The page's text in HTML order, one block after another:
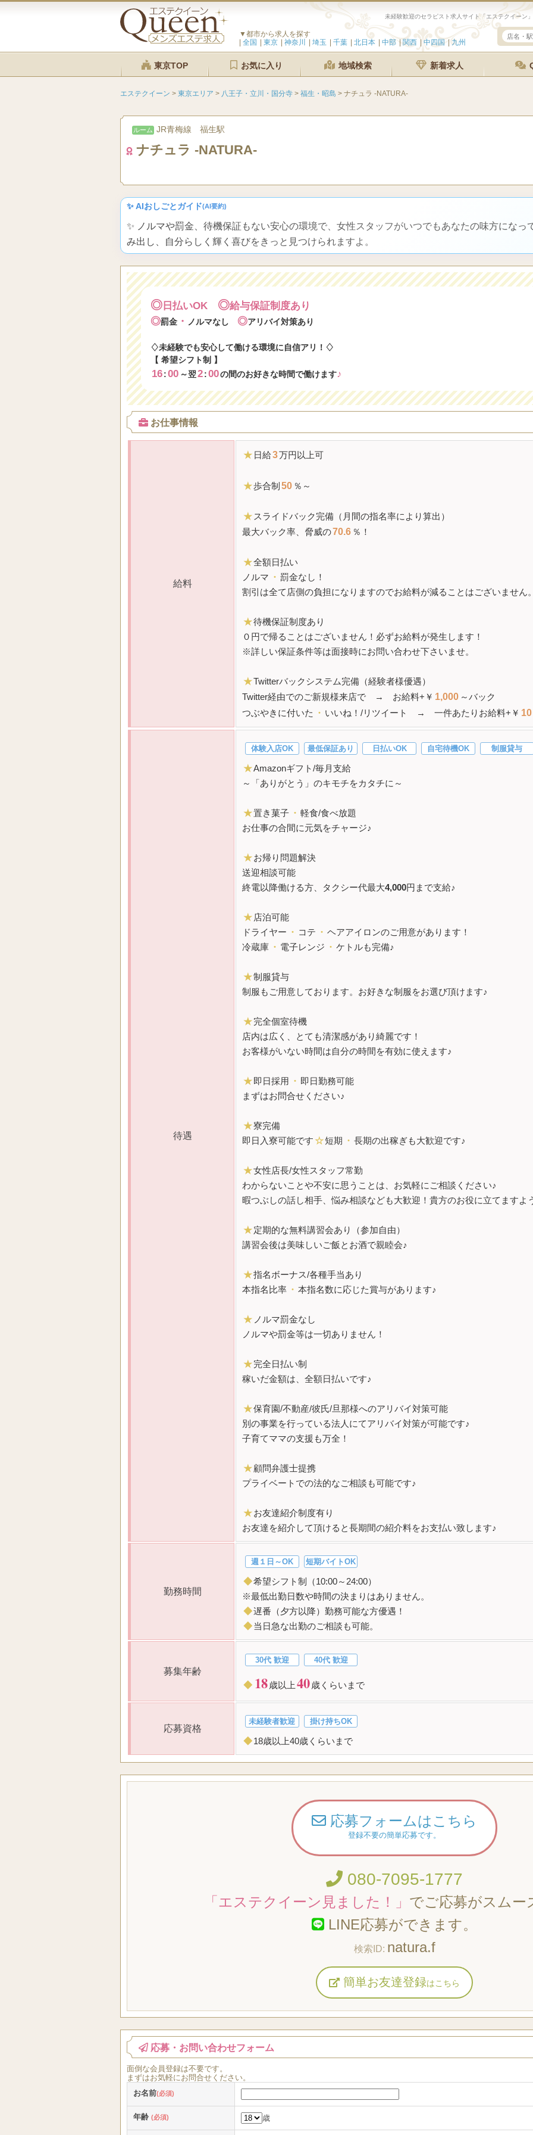
▼都市から求人を探す
全国
東京 神奈川 埼玉 千葉 北日本 中部 関西 中四国 九州
東京TOP お気に入り 地域検索 新着求人
エステクイーン > 東京エリア > 八王子・立川・国分寺 > 福生・昭島 > ナチュラ -NATURA-
ルーム JR青梅線 福生駅
ナチュラ -NATURA-
✨ AIおしごとガイド(AI要約)
✨ ノルマや罰金、待機保証もない安心の環境で、女性スタッフがいつでもあなたの味方になっ
み出し、自分らしく輝く喜びをきっと見つけられますよ。
◎ 日払いOK ◎給与保証制度あり
◎罰金 ・ ノルマなし ◎アリバイ対策あり
♢未経験でも安心して働ける環境に自信アリ！♢
【 希望シフト制 】
16:00 ～翌2:00の間のお好きな時間で働けます♪
お仕事情報
給料
★ 日給3万円以上可
★歩合制 50 ％～
★ スライドバック完備（月間の指名率により算出）
最大バック率 、脅威の70.6 ％！
★全額日払い
ノルマ ・ 罰金なし！
割引は全て店側の負担になりますのでお給料が減ることはございません
★待機保証制度あり
０円で帰ることはございません！必ずお給料が発生します！
※詳しい保証条件等は面接時にお問い合わせ下さいませ。
★Twitterバックシステム完備（経験者様優遇）
Twitter経由でのご新規様来店で → お給料+￥ 1,000 ～バック
つぶやきに付いた ・ いいね！/リツイート → 一件あたりお給料+￥ 10
待遇
体験入店OK 最低保証あり 日払いOK 自宅待機OK 制服貸与
★Amazonギフト/毎月支給
～「ありがとう」のキモチをカタチに～
★置き菓子 ・ 軽食/食べ放題
お仕事の合間に元気をチャージ♪
★お帰り問題解決
送迎相談可能
終電以降働ける方、タクシー代最大4,000円まで支給♪
★ 店泊可能
ドライヤー ・ コテ ・ ヘアアイロンのご用意があります！
冷蔵庫 ・ 電子レンジ ・ ケトルも完備♪
★制服貸与
制服もご用意しております。お好きな制服をお選び頂けます♪
★完全個室待機
店内は広く、とても清潔感があり綺麗です！
お客様がいない時間は自分の時間を有効に使えます♪
★即日採用 ・ 即日勤務可能
まずはお問合せください♪
★寮完備
即日入寮可能です☆短期 ・ 長期の出稼ぎも大歓迎です♪
★女性店長/女性スタッフ常勤
わからないことや不安に思うことは、お気軽にご相談ください♪
暇つぶしの話し相手、悩み相談なども大歓迎！貴方のお役に立てますよ
★定期的な無料講習会あり（参加自由）
講習会後は美味しいご飯とお酒で親睦会♪
★指名ボーナス/各種手当あり
本指名比率 ・ 本指名数に応じた賞与があります♪
★ ノルマ罰金なし
ノルマや罰金等は一切ありません！
★完全日払い制
稼いだ金額は、全額日払いです♪
★保育園/不動産/彼氏/旦那様へのアリバイ対策可能
別の事業を行っている法人にてアリバイ対策が可能です♪
子育てママの支援も万全！
★顧問弁護士提携
プライベートでの法的なご相談も可能です♪
★お友達紹介制度有り
お友達を紹介して頂けると長期間の紹介料をお支払い致します♪
勤務時間
週１日～OK 短期バイトOK
◆希望シフト制（10:00～24:00）
※最低出勤日数や時間の決まりはありません。
◆遅番（夕方以降）勤務可能な方優遇！
◆当日急な出勤のご相談も可能。
募集年齢
30代 歓迎 40代 歓迎
◆ 18歳以上 40歳くらいまで
応募資格
未経験者歓迎 掛け持ちOK
◆18歳以上40歳くらいまで
応募フォームはこちら
登録不要の簡単応募です。
080-7095-1777
「エステクイーン見ました！」 でご応募がスムー
LINE応募ができます。
natura.f
簡単お友達登録はこちら
応募・お問い合わせフォーム
面倒な会員登録は不要です。
まずはお気軽にお問合せください。
お名前(必須)
年齢 (必須) 歳